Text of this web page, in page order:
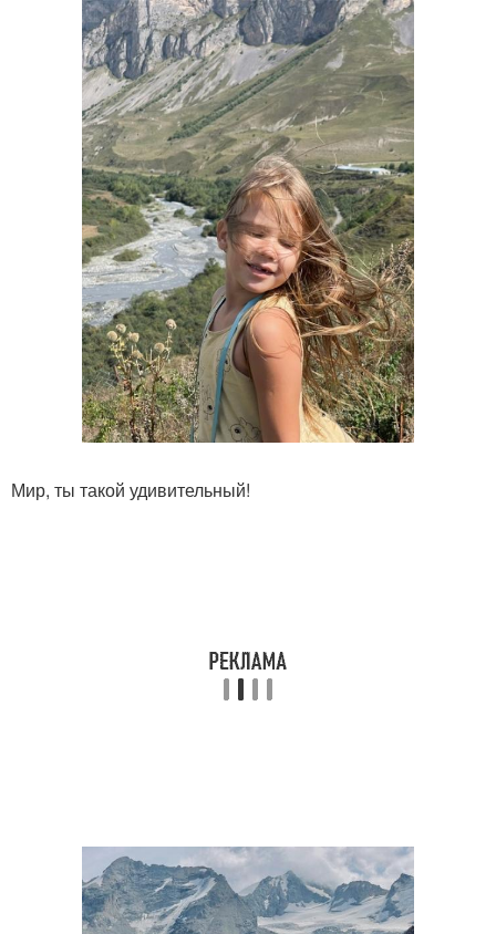
Мир, ты такой удивительный!